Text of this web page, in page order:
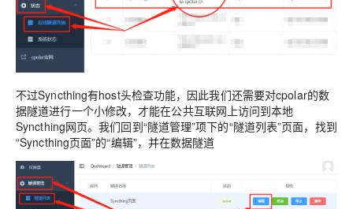
不过Syncthing有host头检查功能，因此我们还需要对cpolar的数
据隧道进行一个小修改，才能在公共互联网上访问到本地
Syncthing网页。我们回到“隧道管理”项下的“隧道列表”页面，找到
“Syncthing页面”的“编辑”，并在数据隧道